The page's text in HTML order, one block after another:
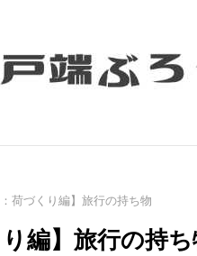
荷づくり編】旅行の持ち物
編】旅行の持ち